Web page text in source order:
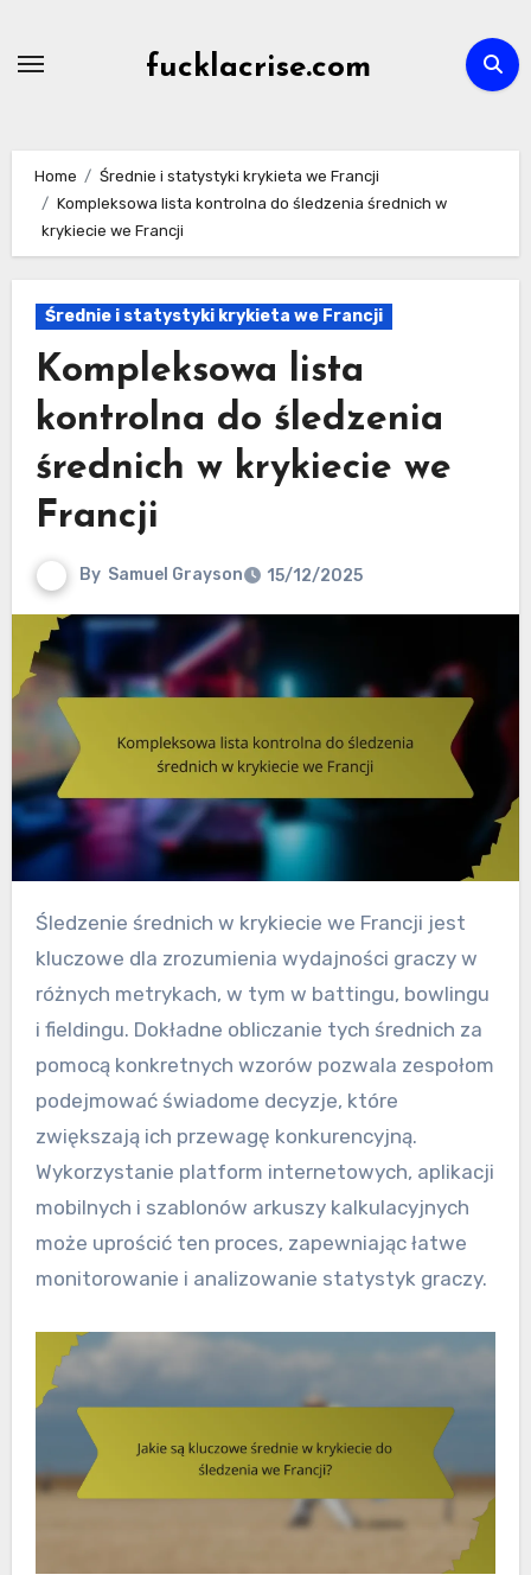
fucklacrise.com
Home
Średnie i statystyki krykieta we Francji
Kompleksowa lista kontrolna do śledzenia średnich w
krykiecie we Francji
Średnie i statystyki krykieta we Francji
Kompleksowa lista
kontrolna do śledzenia
średnich w krykiecie we
Francji
By Samuel Grayson 15/12/2025
Śledzenie średnich w krykiecie we Francji jest
kluczowe dla zrozumienia wydajności graczy w
różnych metrykach, w tym w battingu, bowlingu
i fieldingu. Dokładne obliczanie tych średnich za
pomocą konkretnych wzorów pozwala zespołom
podejmować świadome decyzje, które
zwiększają ich przewagę konkurencyjną.
Wykorzystanie platform internetowych, aplikacji
mobilnych i szablonów arkuszy kalkulacyjnych
może uprościć ten proces, zapewniając łatwe
monitorowanie i analizowanie statystyk graczy.